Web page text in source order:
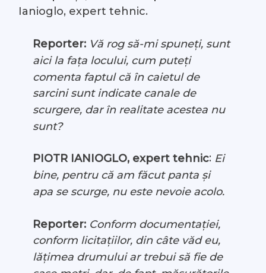
Ianioglo, expert tehnic.
Reporter: Vă rog să-mi spuneți, sunt
aici la fața locului, cum puteți
comenta faptul că în caietul de
sarcini sunt indicate canale de
scurgere, dar în realitate acestea nu
sunt?
PIOTR IANIOGLO, expert tehnic: Ei
bine, pentru că am făcut panta și
apa se scurge, nu este nevoie acolo.
Reporter: Conform documentației,
conform licitațiilor, din câte văd eu,
lățimea drumului ar trebui să fie de